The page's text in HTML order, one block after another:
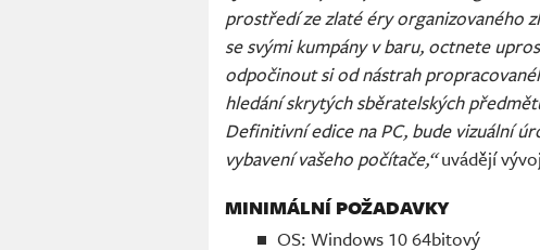
prostředí ze zlaté éry organizovaného
se svými kumpány v baru, octnete
odpočinout si od nástrah
hledání skrytých sběratelských
Definitivní edice na PC, bude vizuální
vybavení vašeho počítače,“uvádějí
MINIMÁLNÍ POŽADAVKY
OS: Windows 10 64bitový